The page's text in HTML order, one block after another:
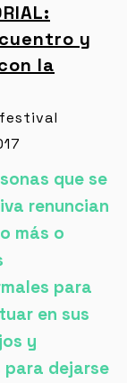
y
la
que se
renuncian
más o
para
en sus
y
dejarse